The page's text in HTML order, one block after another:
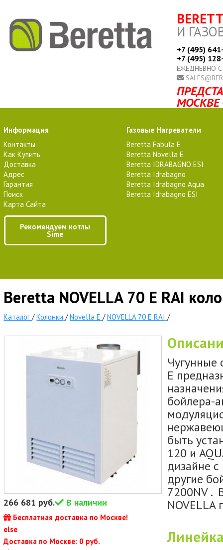
И
+7 (495)
+7 (495)
ЕЖЕДНЕВНО
МОСКВЕ
Информация
Контакты
Как Купить
Доставка
Адрес
Гарантия
Поиск
Карта Сайта
Рекомендуем котлы
Sime
Газовые Нагреватели
Beretta Fabula E
Beretta Novella E
Beretta IDRABAGNO ESI
Beretta Idrabagno
Beretta Idrabagno Aqua
Beretta Idrabagno ESI
Beretta NOVELLA 70 E RAI
Каталог /Колонки /Novella E /NOVELLA 70 E RAI /
266 681 руб. В наличии
Бесплатная доставка по Москве!
else
Доставка по Москве: 0 руб.
Чугунные
E
бойлера-
быть
120 и
дизайне
другие
7200NV .